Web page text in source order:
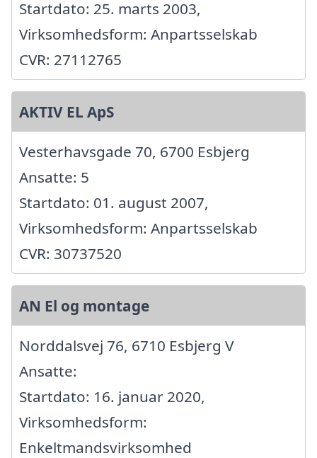
Startdato: 25. marts 2003,
Virksomhedsform: Anpartsselskab
CVR: 27112765
AKTIV EL ApS
Vesterhavsgade 70, 6700 Esbjerg
Ansatte: 5
Startdato: 01. august 2007,
Virksomhedsform: Anpartsselskab
CVR: 30737520
AN El og montage
Norddalsvej 76, 6710 Esbjerg V
Ansatte:
Startdato: 16. januar 2020,
Virksomhedsform:
Enkeltmandsvirksomhed